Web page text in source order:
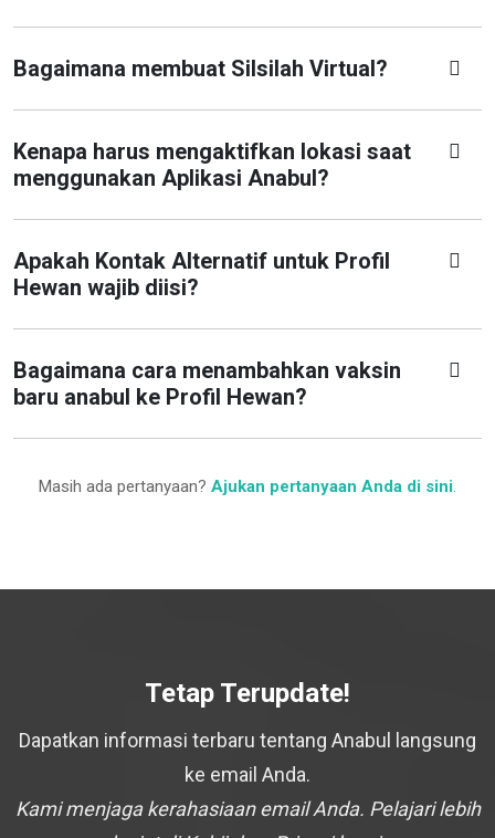
Bagaimana membuat Silsilah Virtual?
Kenapa harus mengaktifkan lokasi saat
menggunakan Aplikasi Anabul?
Apakah Kontak Alternatif untuk Profil
Hewan wajib diisi?
Bagaimana cara menambahkan vaksin
baru anabul ke Profil Hewan?
Masih ada pertanyaan? Ajukan pertanyaan Anda di sini.
Tetap Terupdate!
Dapatkan informasi terbaru tentang Anabul langsung
ke email Anda.
Kami menjaga kerahasiaan email Anda. Pelajari lebih